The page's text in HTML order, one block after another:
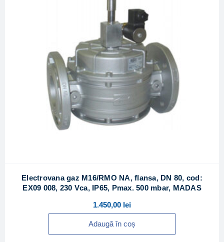
Electrovana gaz M16/RMO NA, flansa, DN 80, cod:
EX09 008, 230 Vca, IP65, Pmax. 500 mbar, MADAS
1.450,00 lei
Adaugă în coș